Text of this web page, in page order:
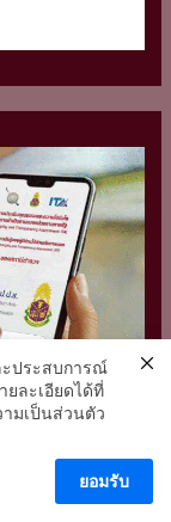
ประสบการณ์
ละเอียดได้ที่
มเป็นส่วนตัว
ยอมรับ